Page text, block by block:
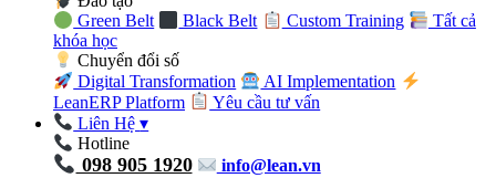
Green Belt
Black Belt Custom Training
Tất cả
khóa học
Chuyển đổi số
Digital Transformation
AI Implementation
LeanERP Platform
Yêu cầu tư vấn
Liên Hệ▾
Hotline
098 905 1920
info@lean.vn